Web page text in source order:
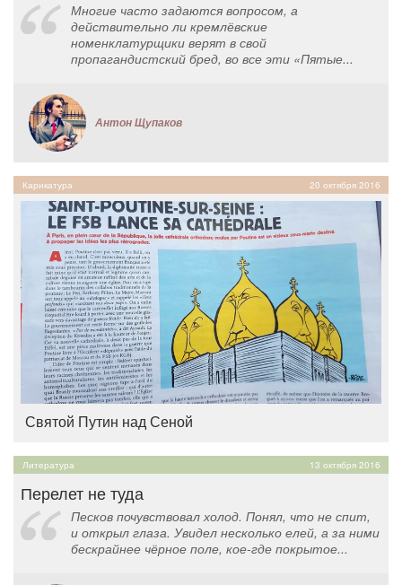
Многие часто задаются вопросом, а
действительно ли кремлёвские
номенклатурщики верят в свой
пропагандистский бред, во все эти «Пятые...
Антон Щупаков
Карикатура 20 октября 2016
Святой Путин над Сеной
Литература 13 октября 2016
Перелет не туда
Песков почувствовал холод. Понял, что не спит,
и открыл глаза. Увидел несколько елей, а за ними
бескрайнее чёрное поле, кое-где покрытое...